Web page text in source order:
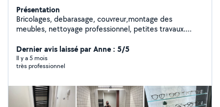
Présentation
Bricolages, debarasage, couvreur,montage des
meubles, nettoyage professionnel, petites travaux.
Dernier avis laissé par Anne : 5/5
Il y a 5 mois
très professionnel